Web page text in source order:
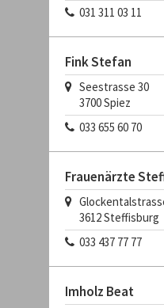
031 311 03 11
Fink Stefan
Seestrasse 30
3700Spiez
033 655 60 70
Frauenärzte
3612Steffisburg
033 437 77 77
Imholz Beat